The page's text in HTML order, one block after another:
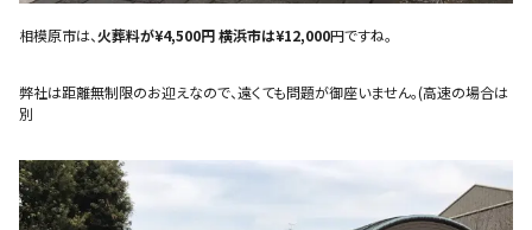
相模原市は、火葬料が¥4,500円 横浜市は¥12,000円ですね。
弊社は距離無制限のお迎えなので、遠くても問題が御座いません。(高速の場合は
別